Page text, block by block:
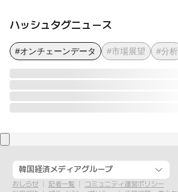
ハッシュタグニュース
#オンチェーンデータ #市場展望 #分析
韓国経済メディアグループ
おしらせ 記者一覧
コミュニティ運営ポリシー